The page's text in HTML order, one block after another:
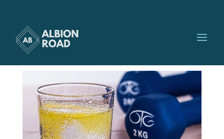
sante-sport
par